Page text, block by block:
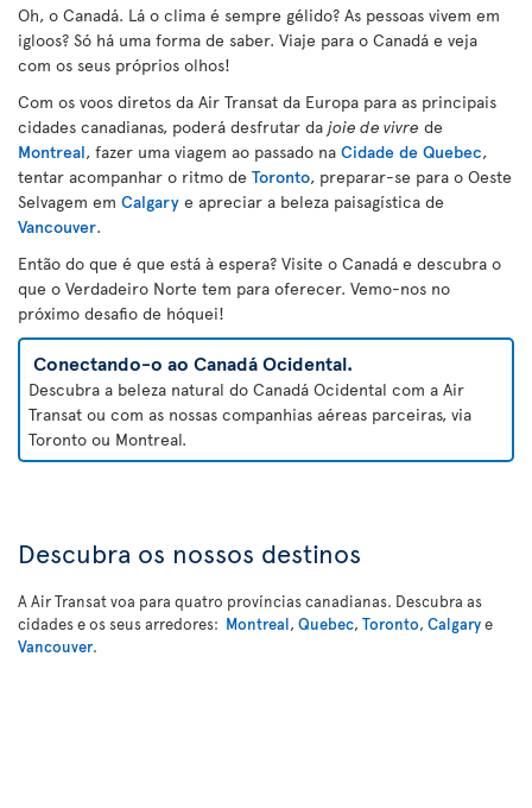
Oh, o Canadá. Lá o clima é sempre gélido? As pessoas vivem em
igloos? Só há uma forma de saber. Viaje para o Canadá e veja
com os seus próprios olhos!
Com os voos diretos da Air Transat da Europa para as principais
cidades canadianas, poderá desfrutar da joie de vivre de
Montreal, fazer uma viagem ao passado na Cidade de Quebec,
tentar acompanhar o ritmo de Toronto, preparar-se para o Oeste
Selvagem em Calgary e apreciar a beleza paisagística de
Vancouver.
Então do que é que está à espera? Visite o Canadá e descubra o
que o Verdadeiro Norte tem para oferecer. Vemo-nos no
próximo desafio de hóquei!
Conectando-o ao Canadá Ocidental.
Descubra a beleza natural do Canadá Ocidental com a Air
Transat ou com as nossas companhias aéreas parceiras, via
Toronto ou Montreal.
Descubra os nossos destinos
A Air Transat voa para quatro províncias canadianas. Descubra as
cidades e os seus arredores: Montreal, Quebec, Toronto, Calgarye
Vancouver.